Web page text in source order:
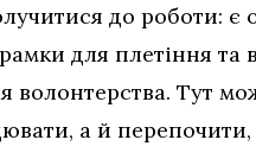
до роботи: є
для плетіння та
волонтерства. Тут
а й перепочити,